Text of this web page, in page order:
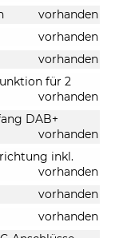
vorhanden
vorhanden
vorhanden
für 2
vorhanden
DAB+
vorhanden
inkl.
vorhanden
vorhanden
vorhanden